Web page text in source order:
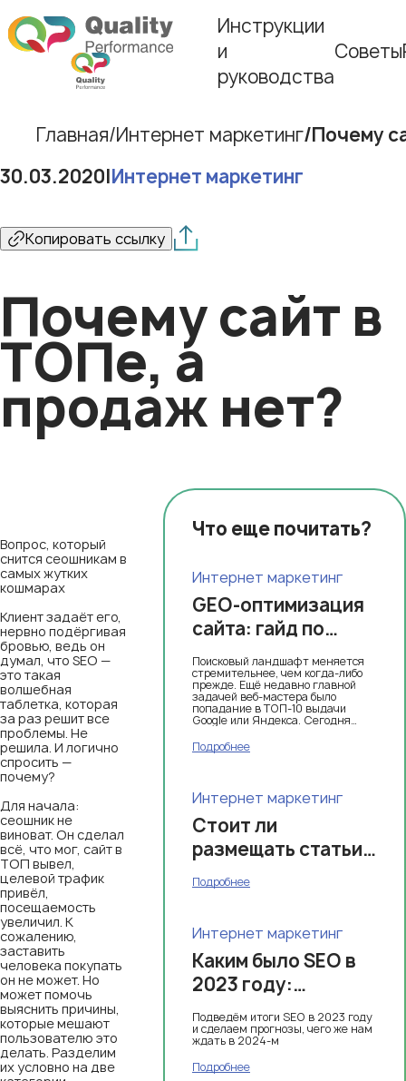
Инструкции
и
руководства
Советы
Главная Интернет маркетинг Почему
30.03.2020|Интернет маркетинг
Копировать ссылку
Почему сайт в
ТОПе, а
продаж нет?
Что еще почитать?
Интернет маркетинг
GEO-оптимизация
сайта: гайд по
локальному SEO и
нейросетевым
методам
продвижения
Поисковый ландшафт меняется
стремительнее, чем когда-либо
прежде. Ещё недавно главной
задачей веб-мастера было
попадание в ТОП-10 выдачи
Google или Яндекса. Сегодня
Подробнее
Интернет маркетинг
Стоит ли
размещать статьи с
сайта на Яндекс
Дзен?
Подробнее
Интернет маркетинг
Каким было SEO в
2023 году:
подводим итоги
Подведём итоги SEO в 2023 году
и сделаем прогнозы, чего же нам
ждать в 2024-м
Подробнее
Вопрос, который
снится сеошникам в
самых жутких
кошмарах
Клиент задаёт его,
нервно подёргивая
бровью, ведь он
думал, что SEO —
это такая
волшебная
таблетка, которая
за раз решит все
проблемы. Не
решила. И логично
спросить —
почему?
Для начала:
сеошник не
виноват. Он сделал
всё, что мог, сайт в
ТОП вывел,
целевой трафик
привёл,
посещаемость
увеличил. К
сожалению,
заставить
человека покупать
он не может. Но
может помочь
выяснить причины,
которые мешают
пользователю это
делать. Разделим
их условно на две